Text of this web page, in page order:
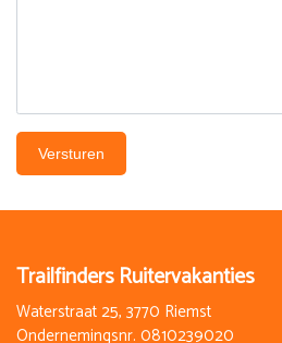
Versturen
Trailfinders Ruitervakanties
Waterstraat 25, 3770 Riemst
Ondernemingsnr. 0810239020